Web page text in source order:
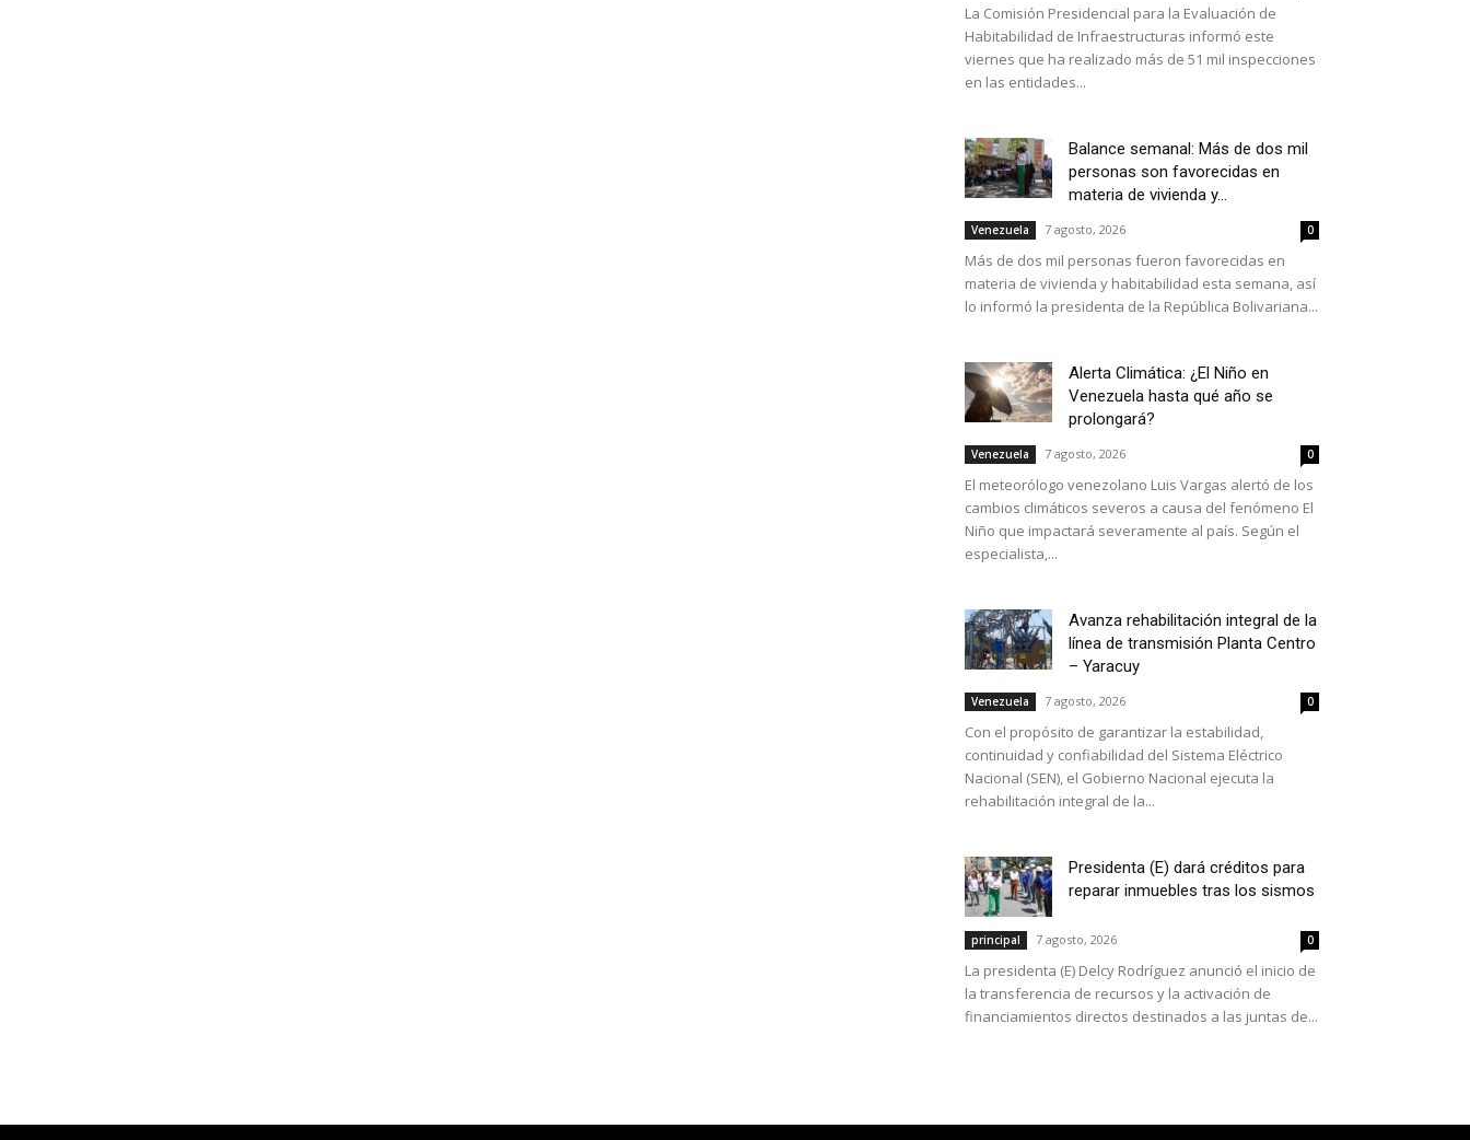
La Comisión Presidencial para la Evaluación de
Habitabilidad de Infraestructuras informó este
viernes que ha realizado más de 51 mil inspecciones
en las entidades...
Balance semanal: Más de dos mil
personas son favorecidas en
materia de vivienda y...
Venezuela 7 agosto, 2026 0
Más de dos mil personas fueron favorecidas en
materia de vivienda y habitabilidad esta semana, así
lo informó la presidenta de la República Bolivariana...
Alerta Climática: ¿El Niño en
Venezuela hasta qué año se
prolongará?
Venezuela 7 agosto, 2026 0
El meteorólogo venezolano Luis Vargas alertó de los
cambios climáticos severos a causa del fenómeno El
Niño que impactará severamente al país. Según el
especialista,...
Avanza rehabilitación integral de la
línea de transmisión Planta Centro
– Yaracuy
Venezuela 7 agosto, 2026 0
Con el propósito de garantizar la estabilidad,
continuidad y confiabilidad del Sistema Eléctrico
Nacional (SEN), el Gobierno Nacional ejecuta la
rehabilitación integral de la...
Presidenta (E) dará créditos para
reparar inmuebles tras los sismos
principal 7 agosto, 2026 0
La presidenta (E) Delcy Rodríguez anunció el inicio de
la transferencia de recursos y la activación de
financiamientos directos destinados a las juntas de...